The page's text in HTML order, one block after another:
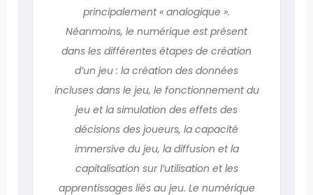
principalement « analogique ».
Néanmoins, le numérique est présent
dans les différentes étapes de création
d’un jeu : la création des données
incluses dans le jeu, le fonctionnement du
jeu et la simulation des effets des
décisions des joueurs, la capacité
immersive du jeu, la diffusion et la
capitalisation sur l’utilisation et les
apprentissages liés au jeu. Le numérique